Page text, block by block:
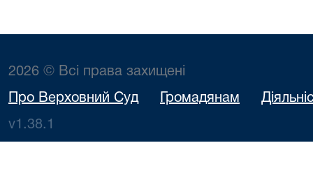
2026 © Всі права захищені
Про Верховний Суд Громадянам
v1.38.1